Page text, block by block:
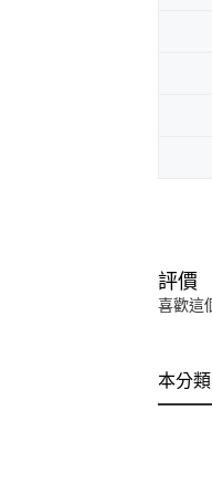
評價
喜歡這
本分